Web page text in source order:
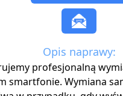
Opis naprawy:
profesjonalną
smartfonie. Wymiana